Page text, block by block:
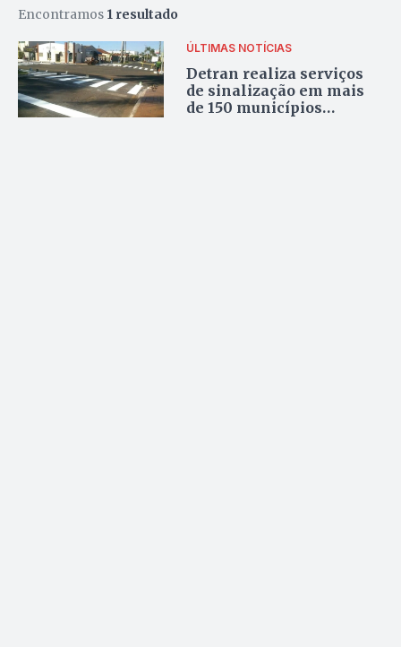
Encontramos 1 resultado
ÚLTIMAS NOTÍCIAS
Detran realiza serviços
de sinalização em mais
de 150 municípios